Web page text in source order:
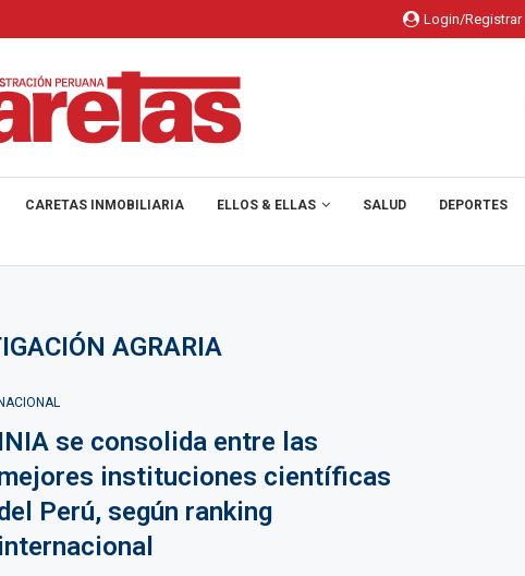
Login/Registrar
CARETAS INMOBILIARIA ELLOS & ELLAS SALUD DEPORTES
AGRARIA
NACIONAL
INIA se consolida entre las
instituciones científicas
Perú, según ranking
internacional